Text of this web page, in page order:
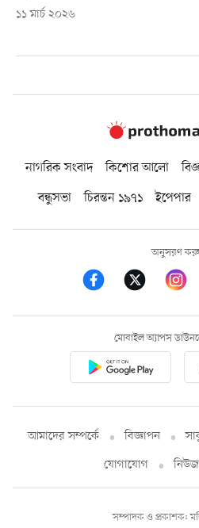
১১ মার্চ ২০২৬
নাগরিক সংবাদ কিশোর আলো
বন্ধুসভা
চিরন্তন ১৯৭১ ইপেপার
অনুসরণ
মোবাইল অ্যাপস
আমাদের সম্পর্কে বিজ্ঞাপন
যোগাযোগ
সম্পাদক ও প্রকাশক: